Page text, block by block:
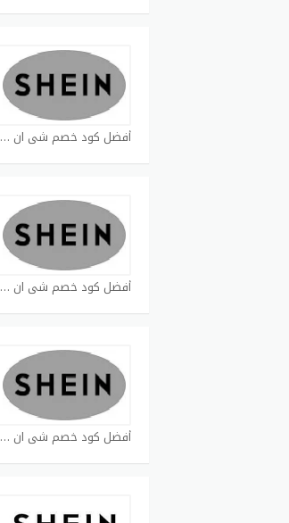
أفضل كود خصم شي ان كوبون
أفضل كود خصم شي ان كوبون
أفضل كود خصم شي ان كوبون